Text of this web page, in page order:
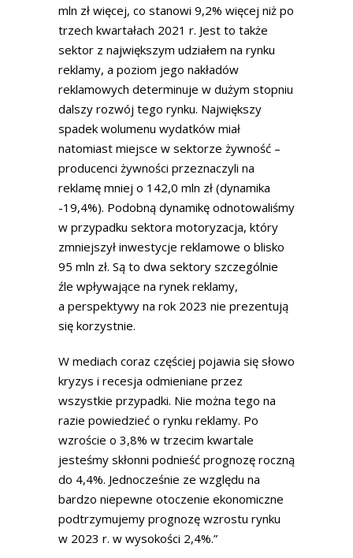
mln zł więcej, co stanowi 9,2% więcej niż po
trzech kwartałach 2021 r. Jest to także
sektor z największym udziałem na rynku
reklamy, a poziom jego nakładów
reklamowych determinuje w dużym stopniu
dalszy rozwój tego rynku. Największy
spadek wolumenu wydatków miał
natomiast miejsce w sektorze żywność –
producenci żywności przeznaczyli na
reklamę mniej o 142,0 mln zł (dynamika
-19,4%). Podobną dynamikę odnotowaliśmy
w przypadku sektora motoryzacja, który
zmniejszył inwestycje reklamowe o blisko
95 mln zł. Są to dwa sektory szczególnie
źle wpływające na rynek reklamy,
a perspektywy na rok 2023 nie prezentują
się korzystnie.
W mediach coraz częściej pojawia się słowo
kryzys i recesja odmieniane przez
wszystkie przypadki. Nie można tego na
razie powiedzieć o rynku reklamy. Po
wzroście o 3,8% w trzecim kwartale
jesteśmy skłonni podnieść prognozę roczną
do 4,4%. Jednocześnie ze względu na
bardzo niepewne otoczenie ekonomiczne
podtrzymujemy prognozę wzrostu rynku
w 2023 r. w wysokości 2,4%.”